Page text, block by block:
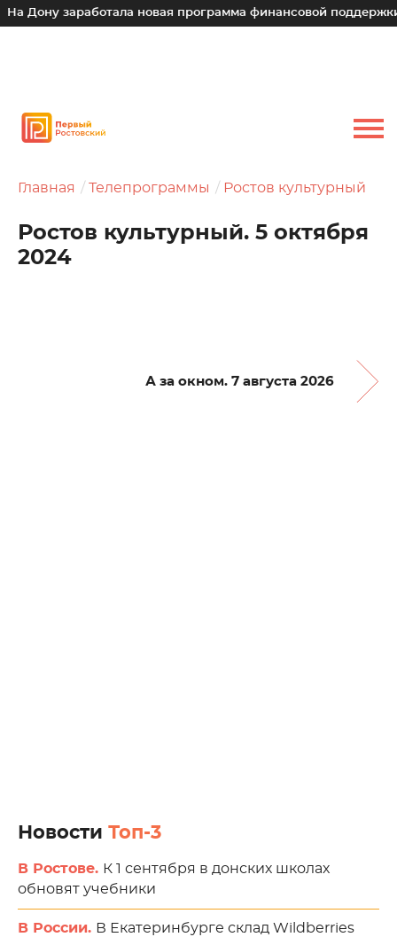
заработала новая программа финансовой поддержки для
Главная Телепрограммы Ростов культурный
Ростов культурный. 5 октября
2024
А за окном. 7 августа 2026
Новости Топ-3
В Ростове. К 1 сентября в донских школах
обновят учебники
В России. В Екатеринбурге склад Wildberries